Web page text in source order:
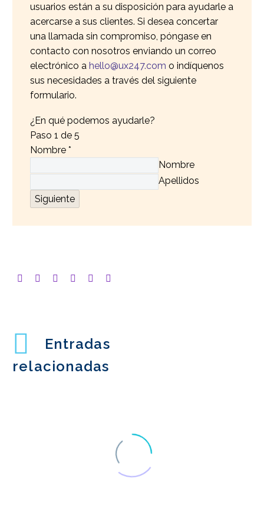
usuarios están a su disposición para ayudarle a
acercarse a sus clientes. Si desea concertar
una llamada sin compromiso, póngase en
contacto con nosotros enviando un correo
electrónico a hello@ux247.com o indíquenos
sus necesidades a través del siguiente
formulario.
¿En qué podemos ayudarle?
Paso 1 de 5
Nombre *
Nombre
Apellidos
Siguiente
Entradas
relacionadas